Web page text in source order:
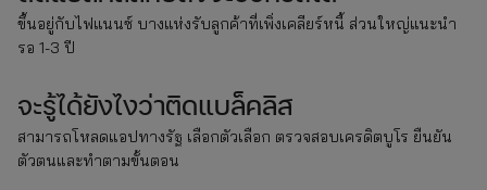
ขึ้นอยู่กับไฟแนนซ์ บางแห่งรับลูกค้าที่เพิ่งเคลียร์หนี้ ส่วนใหญ่แนะนำ
รอ 1-3 ปี
จะรู้ได้ยังไงว่าติดแบล็คลิส
สามารถโหลดแอปทางรัฐ เลือกตัวเลือก ตรวจสอบเครดิตบูโร ยืนยัน
ตัวตนและทำตามขั้นตอน